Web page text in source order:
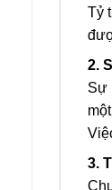
Tỷ
2.
Sự
3.